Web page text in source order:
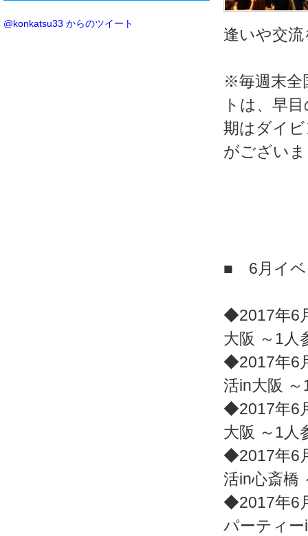
逢いや交
※毎週末全
トは、早
期はダイ
がござい
■ 6月イ
◆2017年6
大阪 ～1人
◆2017年6
活in大阪
◆2017年6
大阪 ～1人
◆2017年6
活in心斎橋
◆2017年6
パーティー
@konkatsu33 からのツイート